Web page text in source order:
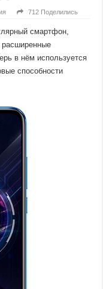
712 Поделились
смартфон,
расширенные
в нём используется
способности